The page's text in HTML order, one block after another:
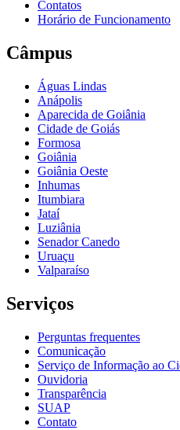
Contatos
Horário de Funcionamento
Câmpus
Águas Lindas
Anápolis
Aparecida de Goiânia
Cidade de Goiás
Formosa
Goiânia
Goiânia Oeste
Inhumas
Itumbiara
Jataí
Luziânia
Senador Canedo
Uruaçu
Valparaíso
Serviços
Perguntas frequentes
Comunicação
Serviço de Informação ao
Ouvidoria
Transparência
SUAP
Contato